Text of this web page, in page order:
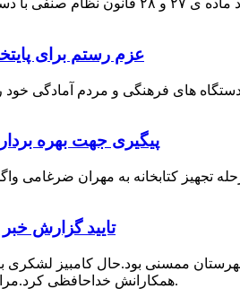
عزم رستم برای
پیگیری جهت بهره
تایید گزارش خبر
آبفا روستایی شهرستان ممسنی بود.حال
همکارانش خداحافظی کرد.مراسم تودیع و معارفه وی امروز برگزار گردید.